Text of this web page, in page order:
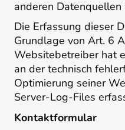
anderen
Die Erfassung dieser
Grundlage von Art. 6
Websitebetreiber hat
an der technisch
Optimierung seiner
Server-Log-Files
Kontaktformular